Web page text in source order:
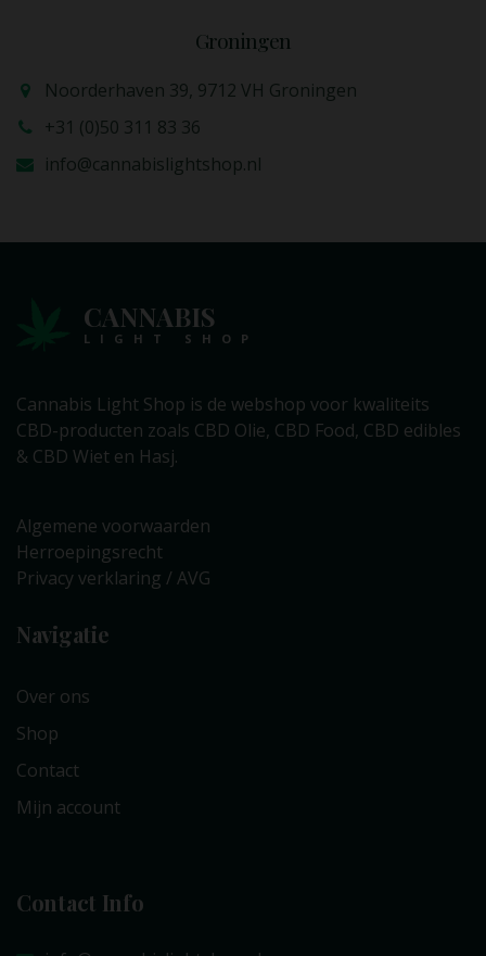
Groningen
Noorderhaven 39, 9712 VH Groningen
+31 (0)50 311 83 36
info@cannabislightshop.nl
CANNABIS
LIGHT SHOP
Cannabis Light Shop is de webshop voor kwaliteits
CBD-producten zoals CBD Olie, CBD Food, CBD edibles
& CBD Wiet en Hasj.
Algemene voorwaarden
Herroepingsrecht
Privacy verklaring / AVG
Navigatie
Over ons
Shop
Contact
Mijn account
Contact Info